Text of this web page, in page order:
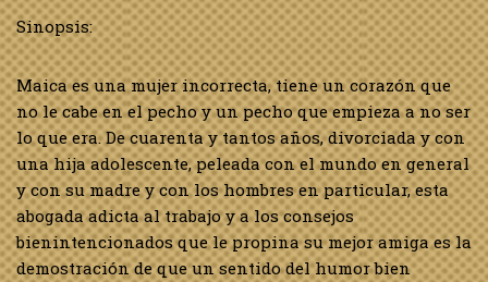
Sinopsis:
Maica es una mujer incorrecta, tiene un corazón que
no le cabe en el pecho y un pecho que empieza a no ser
lo que era. De cuarenta y tantos años, divorciada y con
una hija adolescente, peleada con el mundo en general
y con su madre y con los hombres en particular, esta
abogada adicta al trabajo y a los consejos
bienintencionados que le propina su mejor amiga es la
demostración de que un sentido del humor bien